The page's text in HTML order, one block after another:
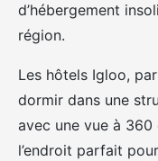
d’hébergement
région.
Les hôtels Igloo,
dormir dans une
avec une vue à 360
l’endroit parfait